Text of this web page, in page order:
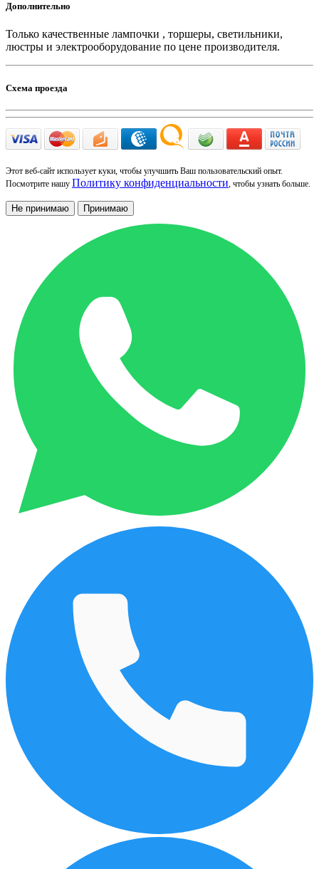
Дополнительно
Только качественные лампочки , торшеры, светильники,
люстры и электрооборудование по цене производителя.
Схема проезда
Этот веб-сайт использует куки, чтобы улучшить Ваш пользовательский опыт.
Посмотрите нашу Политику конфиденциальности, чтобы узнать больше.
Не принимаю Принимаю